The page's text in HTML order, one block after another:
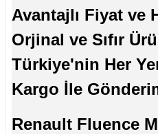
Avantajlı Fiyat ve
Orjinal ve Sıfır
Türkiye'nin Her
Kargo İle
Renault Fluence